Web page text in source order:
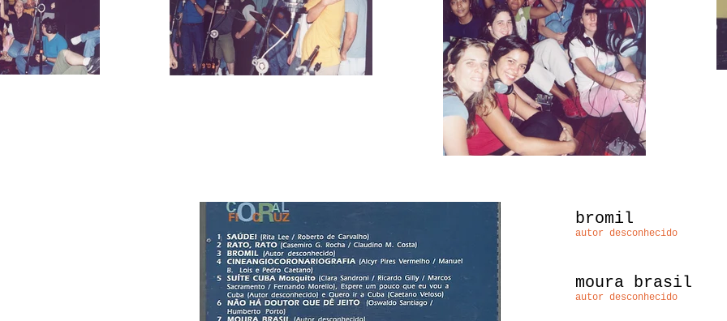
bromil
autor desconhecido
moura brasil
autor desconhecido